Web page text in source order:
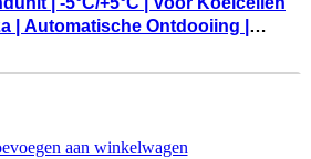
| Automatische Ontdooiing |
aan winkelwagen